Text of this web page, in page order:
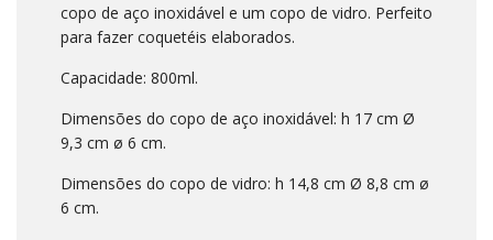
copo de aço inoxidável e um copo de vidro. Perfeito
para fazer coquetéis elaborados.
Capacidade: 800ml.
Dimensões do copo de aço inoxidável: h 17 cm Ø
9,3 cm ø 6 cm.
Dimensões do copo de vidro: h 14,8 cm Ø 8,8 cm ø
6 cm.